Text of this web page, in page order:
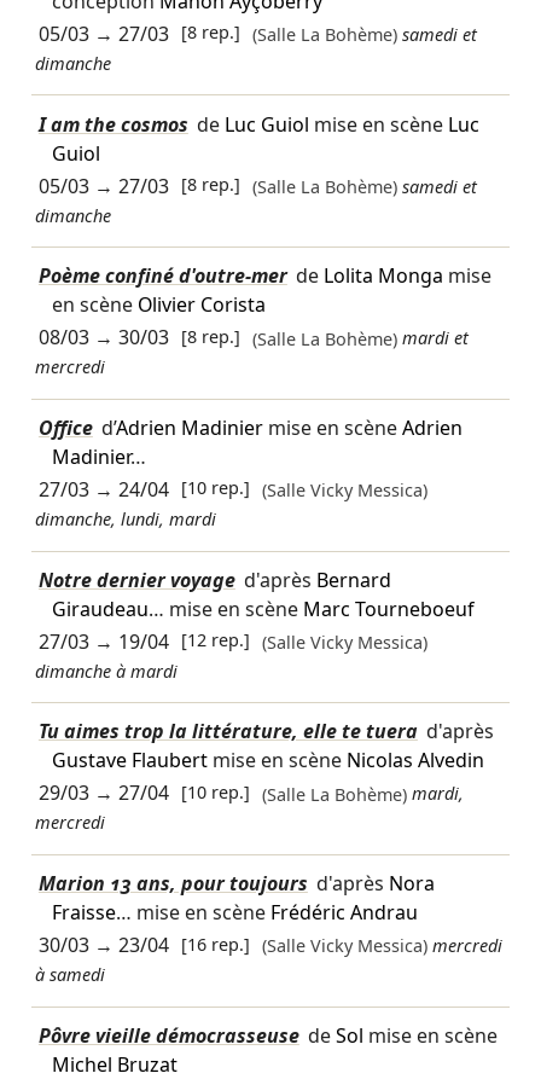
05/03→ 27/03 [8 rep.] (Salle La Bohème) samedi et
dimanche
I am the cosmos de Luc Guiol mise en scène Luc
Guiol
05/03→ 27/03 [8 rep.] (Salle La Bohème) samedi et
dimanche
Poème confiné d'outre-mer de Lolita Monga mise
en scène Olivier Corista
08/03→ 30/03 [8 rep.] (Salle La Bohème) mardi et
mercredi
Office d’Adrien Madiniermise en scèneAdrien
Madinier…
27/03→ 24/04 [10 rep.] (Salle Vicky Messica)
dimanche, lundi, mardi
Notre dernier voyage d'après Bernard
Giraudeau… mise en scène Marc Tourneboeuf
27/03→ 19/04 [12 rep.] (Salle Vicky Messica)
dimanche à mardi
Tu aimes trop la littérature, elle te tuera d'après
Gustave Flaubertmise en scène Nicolas Alvedin
29/03→ 27/04 [10 rep.] (Salle La Bohème) mardi,
mercredi
Marion 13 ans, pour toujours d'après Nora
Fraisse… mise en scène Frédéric Andrau
30/03→ 23/04 [16 rep.] (Salle Vicky Messica) mercredi
à samedi
Pôvre vieille démocrasseuse deSol mise en scène
Michel Bruzat